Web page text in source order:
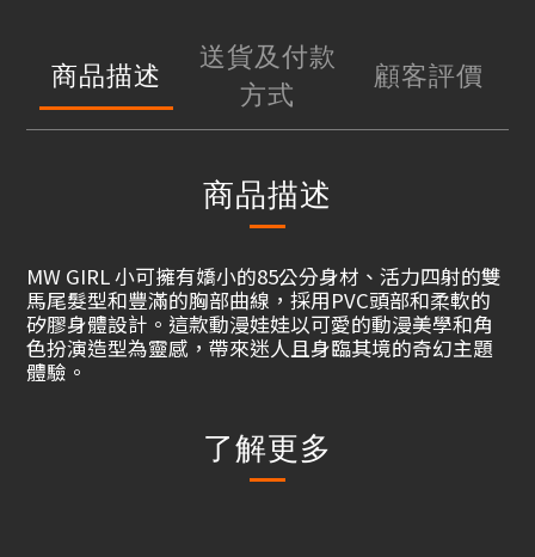
商品描述
送貨及付款
方式
顧客評價
商品描述
MW GIRL 小可擁有嬌小的85公分身材、活力四射的雙
馬尾髮型和豐滿的胸部曲線，採用PVC頭部和柔軟的
矽膠身體設計。這款動漫娃娃以可愛的動漫美學和角
色扮演造型為靈感，帶來迷人且身臨其境的奇幻主題
體驗。
了解更多